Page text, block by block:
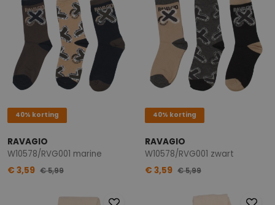
40% korting
RAVAGIO
W10578/RVG001 marine
€ 3,59 € 5,99
40% korting
RAVAGIO
W10578/RVG001 zwart
€ 3,59 € 5,99